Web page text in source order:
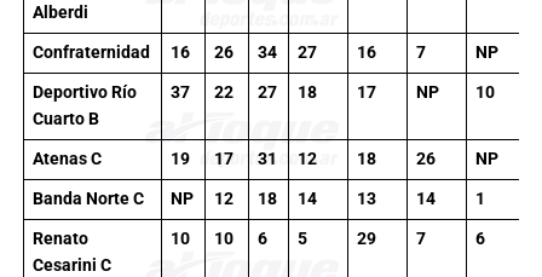
Alberdi
Confraternidad 16 26 34 27 16 7 NP
Deportivo Río
Cuarto B
37 22 27 18 17 NP 10
Atenas C 19 17 31 12 18 26 NP
Banda Norte C
NP 12 18 14 13 14 1
Renato
Cesarini C
10 10 6 5 29 7 6